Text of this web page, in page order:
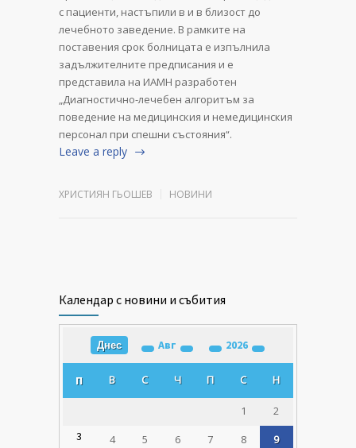
с пациенти, настъпили в и в близост до
лечебното заведение. В рамките на
поставения срок болницата е изпълнила
задължителните предписания и е
представила на ИАМН разработен
„Диагностично-лечебен алгоритъм за
поведение на медицинския и немедицинския
персонал при спешни състояния“.
Leave a reply
ХРИСТИЯН ГЬОШЕВ НОВИНИ
Календар с новини и събития
Днес Авг 2026
П В С Ч П С Н
1
2
3
4 5 6 7 8
9